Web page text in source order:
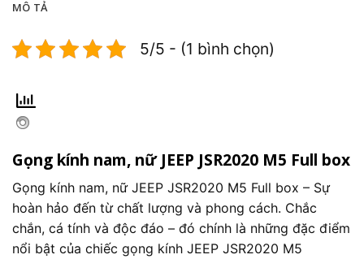
MÔ TẢ
5/5 - (1 bình chọn)
Gọng kính nam, nữ JEEP JSR2020 M5 Full box
Gọng kính nam, nữ JEEP JSR2020 M5 Full box – Sự
hoàn hảo đến từ chất lượng và phong cách. Chắc
chắn, cá tính và độc đáo – đó chính là những đặc điểm
nổi bật của chiếc gọng kính JEEP JSR2020 M5